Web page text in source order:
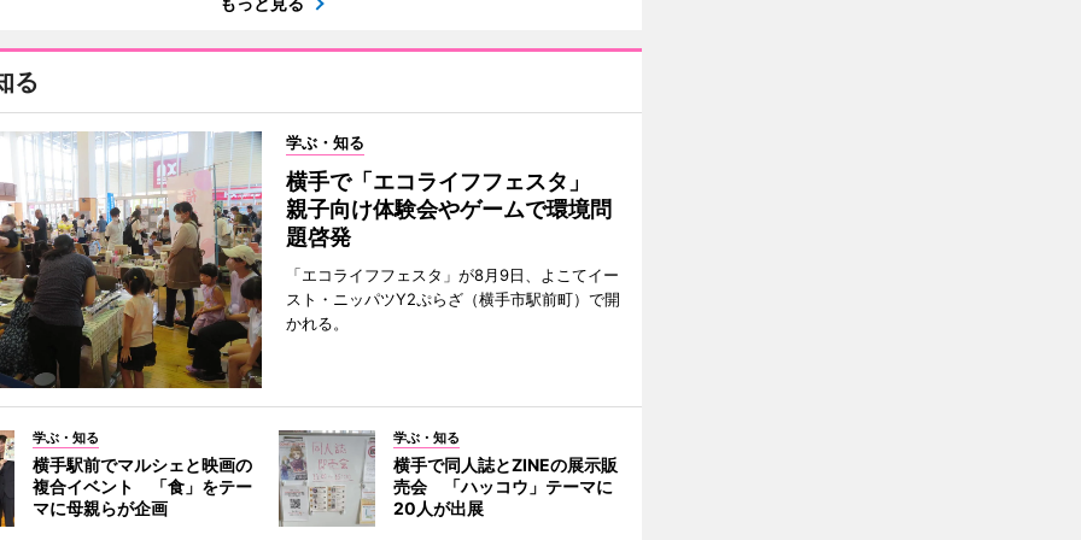
る
学ぶ・知る
横手で「エコライフフェスタ」
親子向け体験会やゲームで環境問
題啓発
「エコライフフェスタ」が8月9日、よこてイー
スト・ニッパツY2ぷらざ（横手市駅前町）で開
かれる。
学ぶ・知る
横手駅前でマルシェと映画の
複合イベント 「食」をテー
マに母親らが企画
学ぶ・知る
横手で同人誌とZINEの展示販
売会 「ハッコウ」テーマに
20人が出展